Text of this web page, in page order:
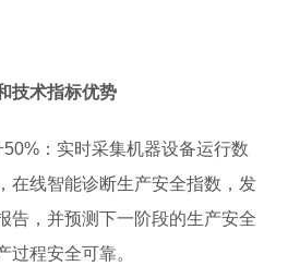
技术指标优势
：实时采集机器设备运行数
在线智能诊断生产安全指数，发
告，并预测下一阶段的生产安全
过程安全可靠。